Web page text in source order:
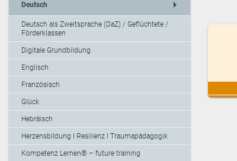
Deutsch arrow_right
Deutsch als Zweitsprache (DaZ) / Geflüchtete /
Förderklassen
Digitale Grundbildung
Englisch
Französisch
Glück
Hebräisch
Herzensbildung I Resilienz I Traumapädagogik
Kompetenz Lernen® – future training